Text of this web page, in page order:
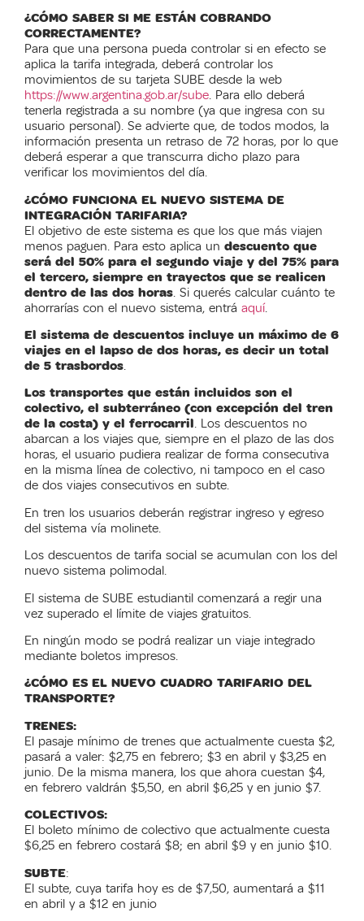
¿CÓMO SABER SI ME ESTÁN COBRANDO
CORRECTAMENTE?
Para que una persona pueda controlar si en efecto se
aplica la tarifa integrada, deberá controlar los
movimientos de su tarjeta SUBE desde la web
https://www.argentina.gob.ar/sube. Para ello deberá
tenerla registrada a su nombre (ya que ingresa con su
usuario personal). Se advierte que, de todos modos, la
información presenta un retraso de 72 horas, por lo que
deberá esperar a que transcurra dicho plazo para
verificar los movimientos del día.
¿CÓMO FUNCIONA EL NUEVO SISTEMA DE
INTEGRACIÓN TARIFARIA?
El objetivo de este sistema es que los que más viajen
menos paguen. Para esto aplica un descuento que
será del 50% para el segundo viaje y del 75% para
el tercero, siempre en trayectos que se realicen
dentro de las dos horas. Si querés calcular cuánto te
ahorrarías con el nuevo sistema, entrá aquí.
El sistema de descuentos incluye un máximo de 6
viajes en el lapso de dos horas, es decir un total
de 5 trasbordos.
Los transportes que están incluidos son el
colectivo, el subterráneo (con excepción del tren
de la costa) y el ferrocarril. Los descuentos no
abarcan a los viajes que, siempre en el plazo de las dos
horas, el usuario pudiera realizar de forma consecutiva
en la misma línea de colectivo, ni tampoco en el caso
de dos viajes consecutivos en subte.
En tren los usuarios deberán registrar ingreso y egreso
del sistema vía molinete.
Los descuentos de tarifa social se acumulan con los del
nuevo sistema polimodal.
El sistema de SUBE estudiantil comenzará a regir una
vez superado el límite de viajes gratuitos.
En ningún modo se podrá realizar un viaje integrado
mediante boletos impresos.
¿CÓMO ES EL NUEVO CUADRO TARIFARIO DEL
TRANSPORTE?
TRENES:
El pasaje mínimo de trenes que actualmente cuesta $2,
pasará a valer: $2,75 en febrero; $3 en abril y $3,25 en
junio. De la misma manera, los que ahora cuestan $4,
en febrero valdrán $5,50, en abril $6,25 y en junio $7.
COLECTIVOS:
El boleto mínimo de colectivo que actualmente cuesta
$6,25 en febrero costará $8; en abril $9 y en junio $10.
SUBTE:
El subte, cuya tarifa hoy es de $7,50, aumentará a $11
en abril y a $12 en junio